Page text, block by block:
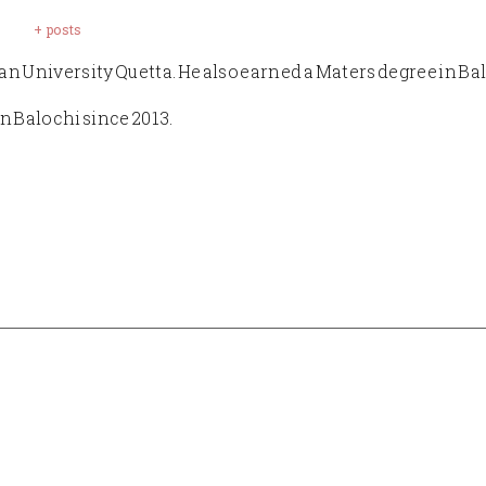
+ posts
University Quetta. He also earned a Maters degree in
since 2013.